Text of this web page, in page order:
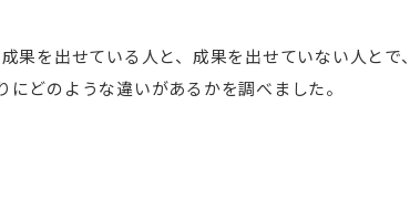
果を出せている人と、成果を出せていない人とで、
どのような違いがあるかを調べました。